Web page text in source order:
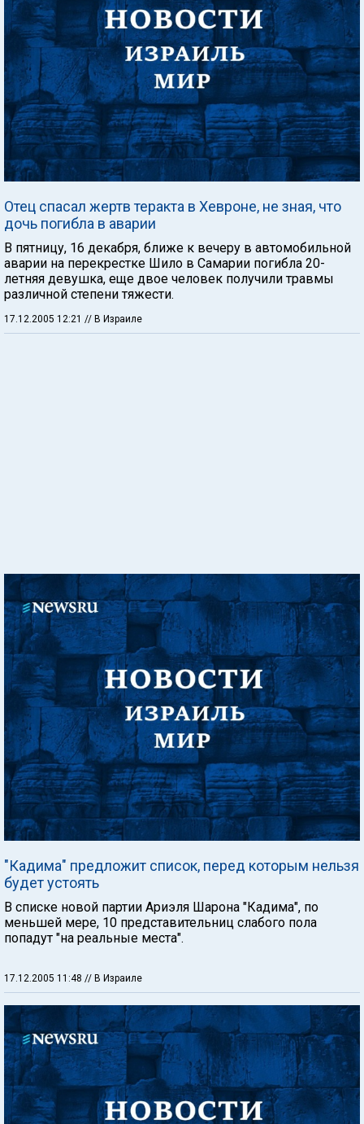
Отец спасал жертв теракта в Хевроне, не зная, что
дочь погибла в аварии
В пятницу, 16 декабря, ближе к вечеру в автомобильной
аварии на перекрестке Шило в Самарии погибла 20-
летняя девушка, еще двое человек получили травмы
различной степени тяжести.
17.12.2005 12:21 // В Израиле
"Кадима" предложит список, перед которым нельзя
будет устоять
В списке новой партии Ариэля Шарона "Кадима", по
меньшей мере, 10 представительниц слабого пола
попадут "на реальные места".
17.12.2005 11:48 // В Израиле